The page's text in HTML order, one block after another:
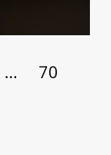
… 70